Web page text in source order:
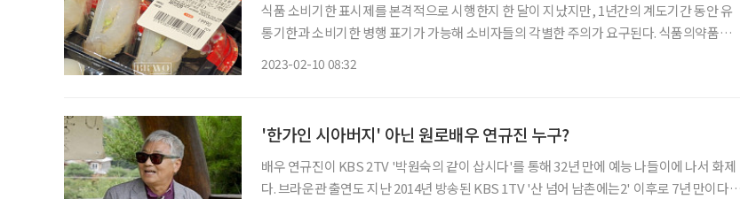
식품 소비기한 표시제를 본격적으로 시행한지 한 달이 지났지만, 1년간의 계도기간 동안 유
통기한과 소비기한 병행 표기가 가능해 소비자들의 각별한 주의가 요구된다. 식품의약품안전
2023-02-10 08:32
'한가인 시아버지' 아닌 원로배우 연규진 누구?
배우 연규진이 KBS 2TV '박원숙의 같이 삽시다'를 통해 32년 만에 예능 나들이에 나서 화제
다. 브라운관 출연도 지난 2014년 방송된 KBS 1TV '산 넘어 남촌에는2' 이후로 7년 만이다.